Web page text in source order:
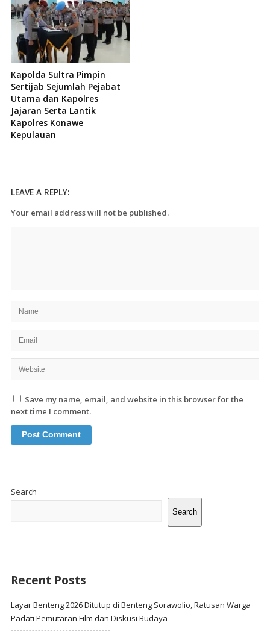
Kapolda Sultra Pimpin
Sertijab Sejumlah Pejabat
Utama dan Kapolres
Jajaran Serta Lantik
Kapolres Konawe
Kepulauan
LEAVE A REPLY:
Your email address will not be published.
Save my name, email, and website in this browser for the
next time I comment.
Search
Search
Recent Posts
Layar Benteng 2026 Ditutup di Benteng Sorawolio, Ratusan Warga
Padati Pemutaran Film dan Diskusi Budaya